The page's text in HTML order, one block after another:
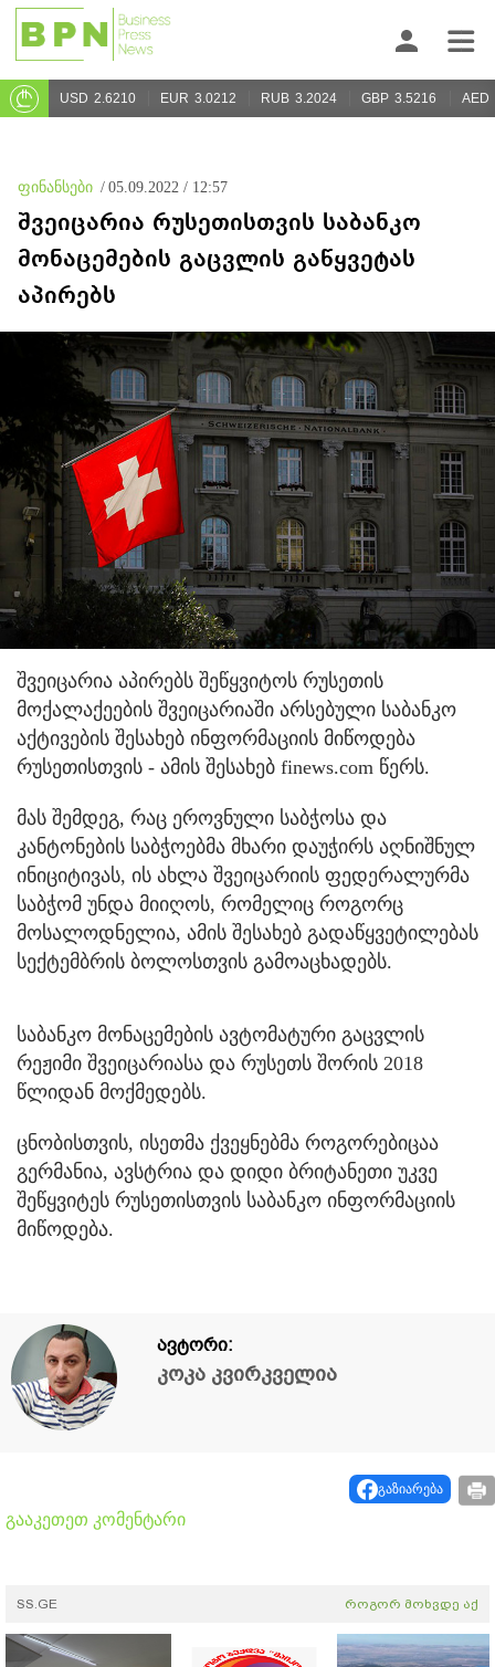
USD 2.6210 EUR 3.0212 RUB 3.2024 GBP 3.5216 AED
ფინანსები / 05.09.2022 / 12:57
შვეიცარია რუსეთისთვის საბანკო
მონაცემების გაცვლის გაწყვეტას
აპირებს
შვეიცარია აპირებს შეწყვიტოს რუსეთის
მოქალაქეების შვეიცარიაში არსებული საბანკო
აქტივების შესახებ ინფორმაციის მიწოდება
რუსეთისთვის - ამის შესახებ finews.com წერს.
მას შემდეგ, რაც ეროვნული საბჭოსა და
კანტონების საბჭოებმა მხარი დაუჭირს აღნიშნულ
ინიციტივას, ის ახლა შვეიცარიის ფედერალურმა
საბჭომ უნდა მიიღოს, რომელიც როგორც
მოსალოდნელია, ამის შესახებ გადაწყვეტილებას
სექტემბრის ბოლოსთვის გამოაცხადებს.
საბანკო მონაცემების ავტომატური გაცვლის
რეჟიმი შვეიცარიასა და რუსეთს შორის 2018
წლიდან მოქმედებს.
ცნობისთვის, ისეთმა ქვეყნებმა როგორებიცაა
გერმანია, ავსტრია და დიდი ბრიტანეთი უკვე
შეწყვიტეს რუსეთისთვის საბანკო ინფორმაციის
მიწოდება.
ავტორი:
კოკა კვირკველია
გაზიარება
გააკეთეთ კომენტარი
SS.GE როგორ მოხვდე აქ